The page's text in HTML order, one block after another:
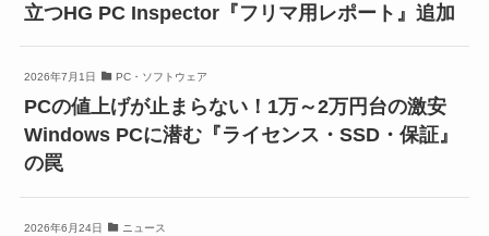
立つHG PC Inspector『フリマ用レポート』追加
2026年7月1日 PC・ソフトウェア
PCの値上げが止まらない！1万～2万円台の激安
Windows PCに潜む『ライセンス・SSD・保証』
の罠
2026年6月24日 ニュース